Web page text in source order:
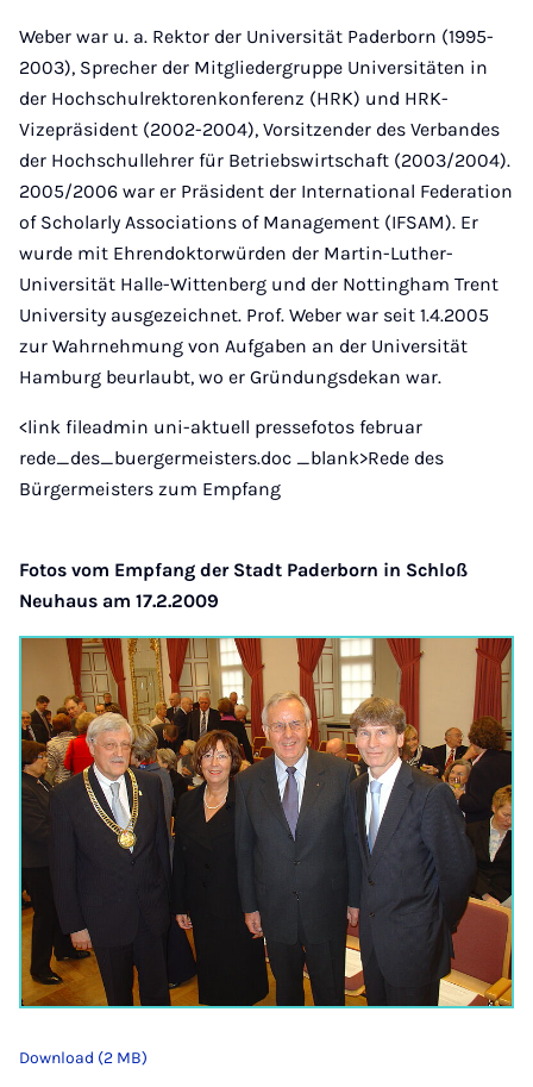
Weber war u. a. Rektor der Universität Paderborn (1995-
2003), Sprecher der Mitgliedergruppe Universitäten in
der Hochschulrektorenkonferenz (HRK) und HRK-
Vizepräsident (2002-2004), Vorsitzender des Verbandes
der Hochschullehrer für Betriebswirtschaft (2003/2004).
2005/2006 war er Präsident der International Federation
of Scholarly Associations of Management (IFSAM). Er
wurde mit Ehrendoktorwürden der Martin-Luther-
Universität Halle-Wittenberg und der Nottingham Trent
University ausgezeichnet. Prof. Weber war seit 1.4.2005
zur Wahrnehmung von Aufgaben an der Universität
Hamburg beurlaubt, wo er Gründungsdekan war.
<link fileadmin uni-aktuell pressefotos februar
rede_des_buergermeisters.doc _blank>Rede des
Bürgermeisters zum Empfang
Fotos vom Empfang der Stadt Paderborn in Schloß
Neuhaus am 17.2.2009
Download (2 MB)